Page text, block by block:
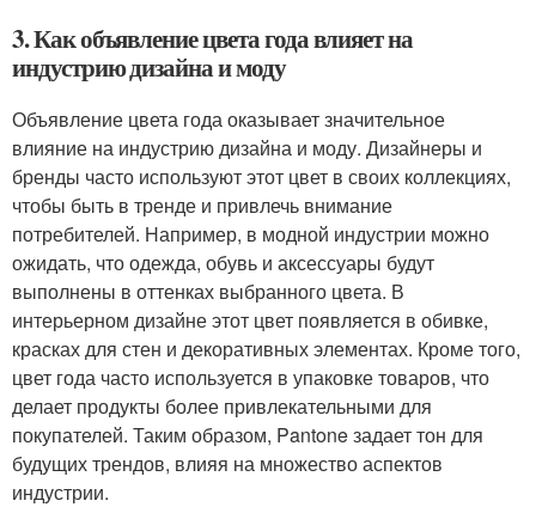
3. Как объявление цвета года влияет на
индустрию дизайна и моду
Объявление цвета года оказывает значительное
влияние на индустрию дизайна и моду. Дизайнеры и
бренды часто используют этот цвет в своих коллекциях,
чтобы быть в тренде и привлечь внимание
потребителей. Например, в модной индустрии можно
ожидать, что одежда, обувь и аксессуары будут
выполнены в оттенках выбранного цвета. В
интерьерном дизайне этот цвет появляется в обивке,
красках для стен и декоративных элементах. Кроме того,
цвет года часто используется в упаковке товаров, что
делает продукты более привлекательными для
покупателей. Таким образом, Pantone задает тон для
будущих трендов, влияя на множество аспектов
индустрии.